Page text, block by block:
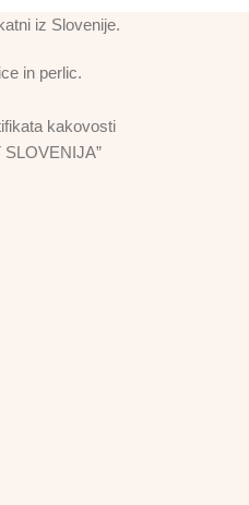
iz Slovenije.
in perlic.
kakovosti